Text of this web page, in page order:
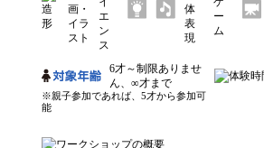
6才～制限ありませ
ん、∞才まで
※親子参加であれば、5才から参加可
能